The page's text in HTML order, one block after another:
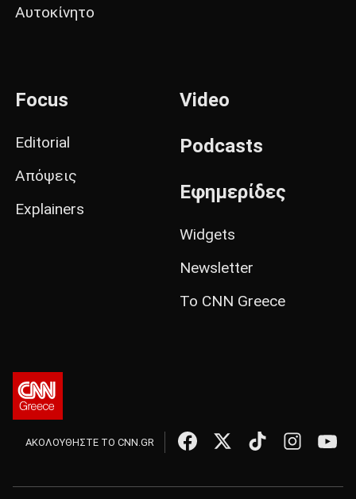
Αυτοκίνητο
Focus
Editorial
Απόψεις
Explainers
Video
Podcasts
Εφημερίδες
Widgets
Newsletter
Το CNN Greece
ΑΚΟΛΟΥΘΗΣΤΕ ΤΟ CNN.GR